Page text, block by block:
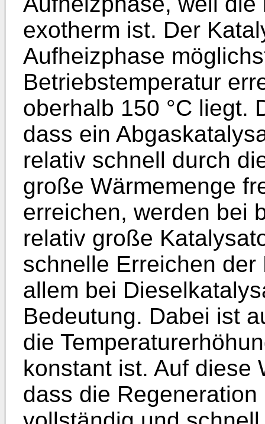
exotherm ist. Der
Aufheizphase
Betriebstemperatur
oberhalb 150 °C liegt.
dass ein
relativ schnell durch
große Wärmemenge
erreichen, werden bei
relativ große
schnelle Erreichen
allem bei
Bedeutung. Dabei ist
die
konstant ist. Auf diese
dass die